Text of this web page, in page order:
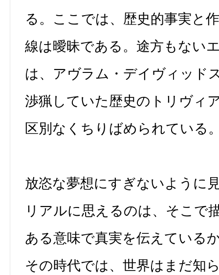
る。ここでは、歴史的事実と
線は曖昧である。途方もない
は、アヴラム・デイヴィッド
渉猟していた歴史のトリヴィ
区別なくちりばめられている
放恣な夢想にすぎないように
リアルに思えるのは、そこで
ある意味で真実を伝えている
その時代では、世界はまだ知